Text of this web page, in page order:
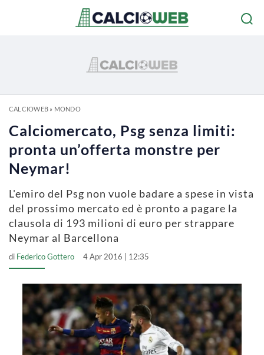
CALCIOWEB» MONDO
Calciomercato, Psg senza limiti:
pronta un’offerta monstre per
Neymar!
L'emiro del Psg non vuole badare a spese in vista
del prossimo mercato ed è pronto a pagare la
clausola di 193 milioni di euro per strappare
Neymar al Barcellona
di Federico Gottero 4 Apr 2016 | 12:35